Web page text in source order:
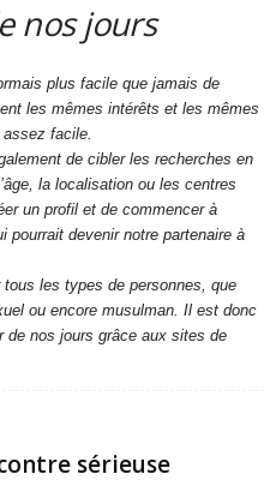
nos jours
plus facile que jamais de
les mêmes intérêts et les mêmes
facile.
de cibler les recherches en
la localisation ou les centres
un profil et de commencer à
pourrait devenir notre partenaire à
les types de personnes, que
ou encore musulman. Il est donc
de nos jours grâce aux sites de
sérieuse